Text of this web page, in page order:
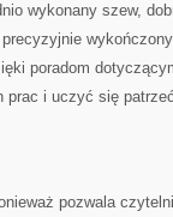
wykonany szew,
poradom
prac i uczyć się
pozwala